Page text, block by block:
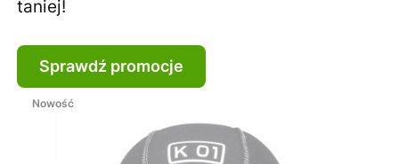
taniej!
Sprawdź promocje
Nowość